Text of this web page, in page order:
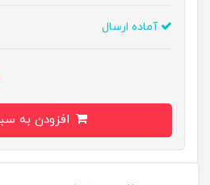
آماده ارسال